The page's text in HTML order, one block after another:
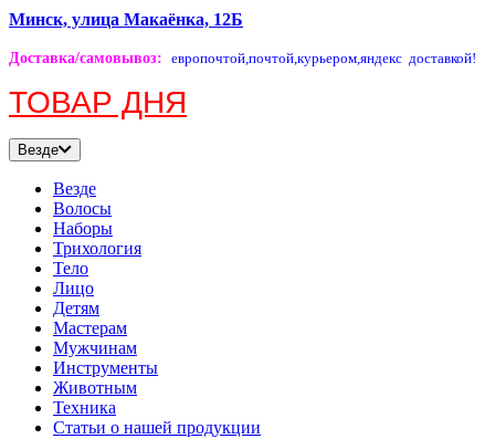
Минск, улица Макаёнка, 12Б
Доставка/самовывоз: европочтой,почтой,курьером,яндекс доставкой!
ТОВАР ДНЯ
Везде
Везде
Волосы
Наборы
Трихология
Тело
Лицо
Детям
Мастерам
Мужчинам
Инструменты
Животным
Техника
Статьи о нашей продукции